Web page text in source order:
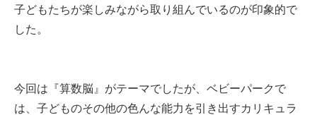
子どもたちが楽しみながら取り組んでいるのが印象的で
した。
今回は『算数脳』がテーマでしたが、ベビーパークで
は、子どものその他の色んな能力を引き出すカリキュラ